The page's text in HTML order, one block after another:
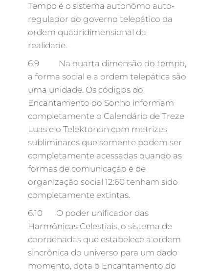
Tempo é o sistema autonômo auto-
regulador do governo telepático da
ordem quadridimensional da
realidade.
6.9 Na quarta dimensão do tempo,
a forma social e a ordem telepática são
uma unidade. Os códigos do
Encantamento do Sonho informam
completamente o Calendário de Treze
Luas e o Telektonon com matrizes
subliminares que somente podem ser
completamente acessadas quando as
formas de comunicação e de
organização social 12:60 tenham sido
completamente extintas.
6.10 O poder unificador das
Harmônicas Celestiais, o sistema de
coordenadas que estabelece a ordem
sincrônica do universo para um dado
momento, dota o Encantamento do